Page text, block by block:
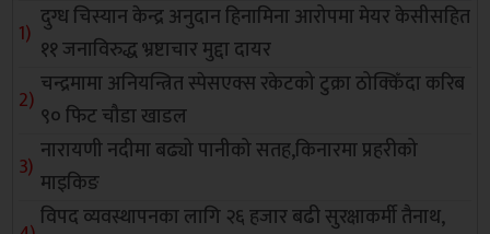
दुग्ध चिस्यान केन्द्र अनुदान हिनामिना आरोपमा मेयर केसीसहित
११ जनाविरुद्ध भ्रष्टाचार मुद्दा दायर
चन्द्रमामा अनियन्त्रित स्पेसएक्स रकेटको टुक्रा ठोक्किँदा करिब
९० फिट चौडा खाडल
नारायणी नदीमा बढ्यो पानीको सतह,किनारमा प्रहरीको
माइकिङ
विपद व्यवस्थापनका लागि २६ हजार बढी सुरक्षाकर्मी तैनाथ,